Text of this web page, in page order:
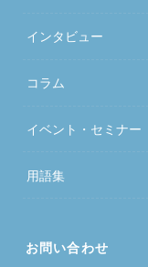
インタビュー
コラム
イベント・セミナー
用語集
お問い合わせ